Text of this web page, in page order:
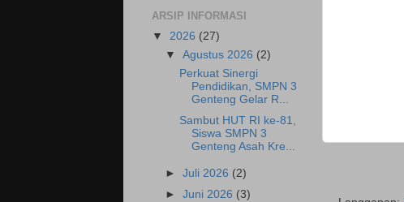
ARSIP INFORMASI
▼ 2026 (27)
▼Agustus 2026 (2)
Perkuat Sinergi
Pendidikan, SMPN 3
Genteng Gelar R...
Sambut HUT RI ke-81,
Siswa SMPN 3
Genteng Asah Kre...
►Juli 2026 (2)
►Juni 2026 (3)